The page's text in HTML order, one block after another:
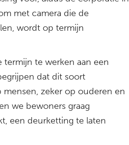
met camera die de
wordt op termijn
te werken aan een
dat dit soort
zeker op ouderen en
we bewoners graag
een deurketting te laten